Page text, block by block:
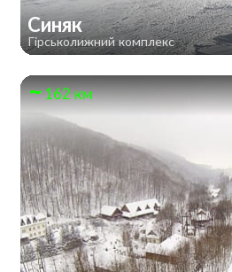
Синяк
Гірськолижний комплекс
162 км